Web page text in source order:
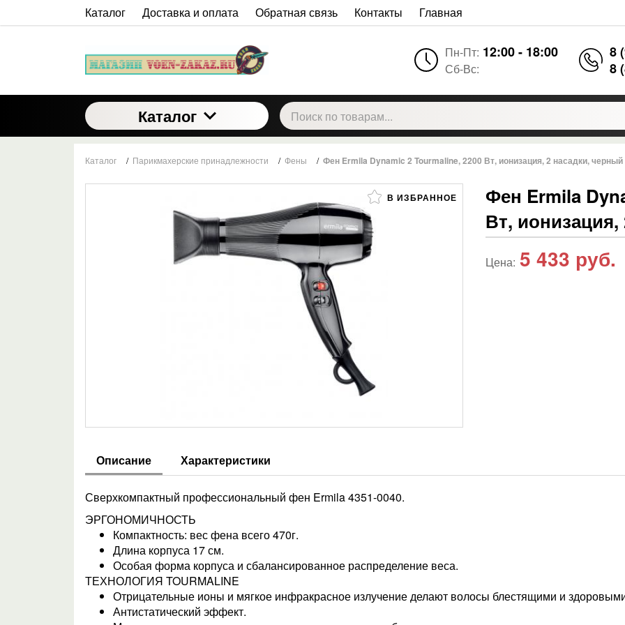
Каталог Доставка и оплата Обратная связь Контакты Главная
Пн-Пт: 12:00 - 18:00
Сб-Вс:
8
8
Каталог
Каталог / Парикмахерские принадлежности / Фены / Фен Ermila Dynamic 2 Tourmaline, 2200 Вт, ионизация, 2 насадки, черный
В ИЗБРАННОЕ
Фен Ermila
Вт,
Цена: 5 433 руб.
Описание Характеристики
Сверхкомпактный профессиональный фен Ermila 4351-0040.
ЭРГОНОМИЧНОСТЬ
Компактность: вес фена всего 470г.
Длина корпуса 17 см.
Особая форма корпуса и сбалансированное распределение веса.
ТЕХНОЛОГИЯ TOURMALINE
Отрицательные ионы и мягкое инфракрасное излучение делают волосы блестящими и
Антистатический эффект.